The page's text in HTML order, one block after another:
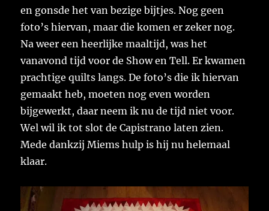
en gonsde het van bezige bijtjes. Nog geen
foto’s hiervan, maar die komen er zeker nog.
Na weer een heerlijke maaltijd, was het
vanavond tijd voor de Show en Tell. Er kwamen
prachtige quilts langs. De foto’s die ik hiervan
gemaakt heb, moeten nog even worden
bijgewerkt, daar neem ik nu de tijd niet voor.
Wel wil ik tot slot de Capistrano laten zien.
Mede dankzij Miems hulp is hij nu helemaal
klaar.